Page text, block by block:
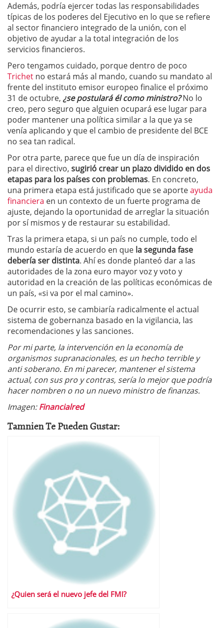
Además, podría ejercer todas las responsabilidades
típicas de los poderes del Ejecutivo en lo que se refiere
al sector financiero integrado de la unión, con el
objetivo de ayudar a la total integración de los
servicios financieros.
Pero tengamos cuidado, porque dentro de poco
Trichet no estará más al mando, cuando su mandato al
frente del instituto emisor europeo finalice el próximo
31 de octubre, ¿se postulará él como ministro?No lo
creo, pero seguro que alguien ocupará ese lugar para
poder mantener una política similar a la que ya se
venía aplicando y que el cambio de presidente del BCE
no sea tan radical.
Por otra parte, parece que fue un día de inspiración
para el directivo, sugirió crear un plazo dividido en dos
etapas para los países con problemas. En concreto,
una primera etapa está justificado que se aporteayuda
financiera en un contexto de un fuerte programa de
ajuste, dejando la oportunidad de arreglar la situación
por sí mismos y de restaurar su estabilidad.
Tras la primera etapa, si un país no cumple, todo el
mundo estaría de acuerdo en que la segunda fase
debería ser distinta. Ahí es donde planteó dar a las
autoridades de la zona euro mayor voz y voto y
autoridad en la creación de las políticas económicas de
un país, «si va por el mal camino».
De ocurrir esto, se cambiaría radicalmente el actual
sistema de gobernanza basado en la vigilancia, las
recomendaciones y las sanciones.
Por mi parte, la intervención en la economía de
organismos supranacionales, es un hecho terrible y
anti soberano. En mi parecer, mantener el sistema
actual, con sus pro y contras, sería lo mejor que podría
hacer nombren o no un nuevo ministro de finanzas.
Imagen:Financialred
Tamnien Te Pueden Gustar:
¿Quien será el nuevo jefe del FMI?